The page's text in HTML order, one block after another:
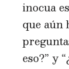
inocua
que aún
eso?” y